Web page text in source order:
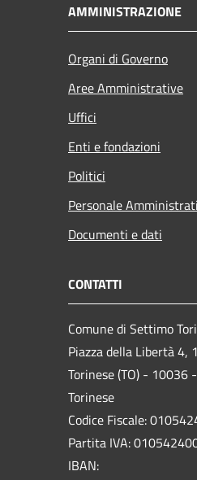
AMMINISTRAZIONE
Organi di Governo
Aree Amministrative
Uffici
Enti e fondazioni
Politici
Personale
Documenti e dati
CONTATTI
Comune di Settimo
Piazza della Libertà
Torinese (TO) - 10036
Torinese
Codice Fiscale:
Partita IVA:
IBAN: